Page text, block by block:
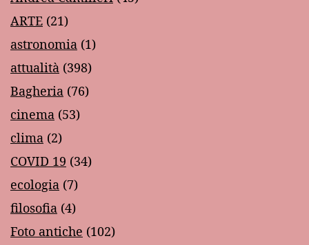
ARTE (21)
astronomia (1)
attualità (398)
Bagheria (76)
cinema (53)
clima (2)
COVID 19 (34)
ecologia (7)
filosofia (4)
Foto antiche (102)